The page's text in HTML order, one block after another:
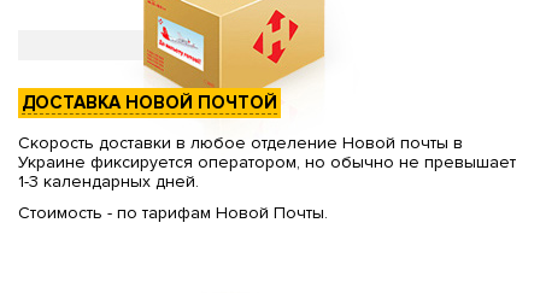
ДОСТАВКА НОВОЙ ПОЧТОЙ
Скорость доставки в любое отделение Новой почты в
Украине фиксируется оператором, но обычно не превышает
1-3 календарных дней.
Стоимость - по тарифам Новой Почты.